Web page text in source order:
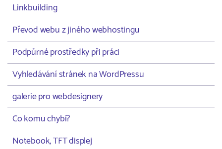
Linkbuilding
Převod webu z jiného webhostingu
Podpůrné prostředky při práci
Vyhledávání stránek na WordPressu
galerie pro webdesignery
Co komu chybí?
Notebook, TFT displej